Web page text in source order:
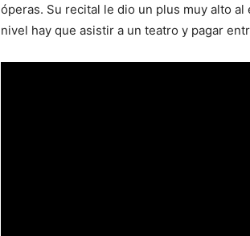
óperas. Su recital le dio un plus muy alto
nivel hay que asistir a un teatro y pagar